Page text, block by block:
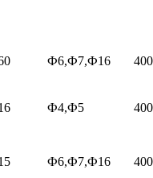
Ф6,Ф7,Ф16 400
Ф4,Ф5 400
Ф6,Ф7,Ф16 400